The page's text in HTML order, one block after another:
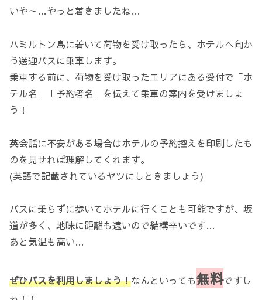
いや～…やっと着きましたね…
ハミルトン島に着いて荷物を受け取ったら、ホテルへ向か
う送迎バスに乗車します。
乗車する前に、荷物を受け取ったエリアにある受付で「ホ
テル名」「予約者名」を伝えて乗車の案内を受けましょ
う！
英会話に不安がある場合はホテルの予約控えを印刷したも
のを見せれば理解してくれます。
(英語で記載されているヤツにしときましょう)
バスに乗らずに歩いてホテルに行くことも可能ですが、坂
道が多く、地味に距離も遠いので結構辛いです…
あと気温も高い…
ぜひバスを利用しましょう！なんといっても無料ですし